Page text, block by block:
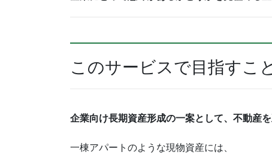
このサービスで目指すこと
企業向け長期資産形成の一案として、不動産
一棟アパートのような現物資産には、